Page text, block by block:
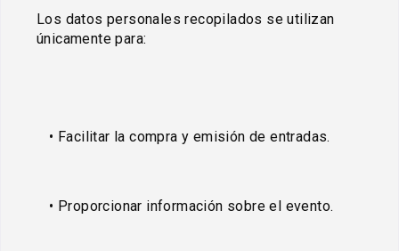
Los datos personales recopilados se utilizan
únicamente para:
Facilitar la compra y emisión de entradas.
Proporcionar información sobre el evento.